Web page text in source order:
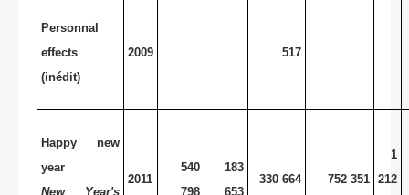
Personnal
effects
(inédit)
2009 517
Happy new
year
New Year's
2011
540
798
183
653
330 664 752 351
1
212